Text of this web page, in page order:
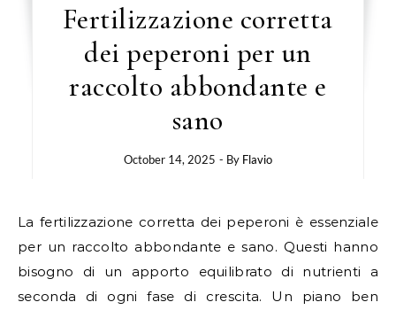
Fertilizzazione corretta
dei peperoni per un
raccolto abbondante e
sano
October 14, 2025 - By Flavio
La fertilizzazione corretta dei peperoni è essenziale
per un raccolto abbondante e sano. Questi hanno
bisogno di un apporto equilibrato di nutrienti a
seconda di ogni fase di crescita. Un piano ben